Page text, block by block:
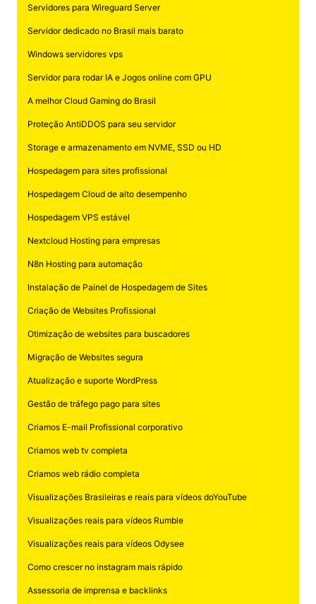
Servidores para Wireguard Server
Servidor dedicado no Brasil mais barato
Windows servidores vps
Servidor para rodar IA e Jogos online com GPU
A melhor Cloud Gaming do Brasil
Proteção AntiDDOS para seu servidor
Storage e armazenamento em NVME, SSD ou HD
Hospedagem para sites profissional
Hospedagem Cloud de alto desempenho
Hospedagem VPS estável
Nextcloud Hosting para empresas
N8n Hosting para automação
Instalação de Painel de Hospedagem de Sites
Criação de Websites Profissional
Otimização de websites para buscadores
Migração de Websites segura
Atualização e suporte WordPress
Gestão de tráfego pago para sites
Criamos E-mail Profissional corporativo
Criamos web tv completa
Criamos web rádio completa
Visualizações Brasileiras e reais para vídeos doYouTube
Visualizações reais para vídeos Rumble
Visualizações reais para vídeos Odysee
Como crescer no instagram mais rápido
Assessoria de imprensa e backlinks